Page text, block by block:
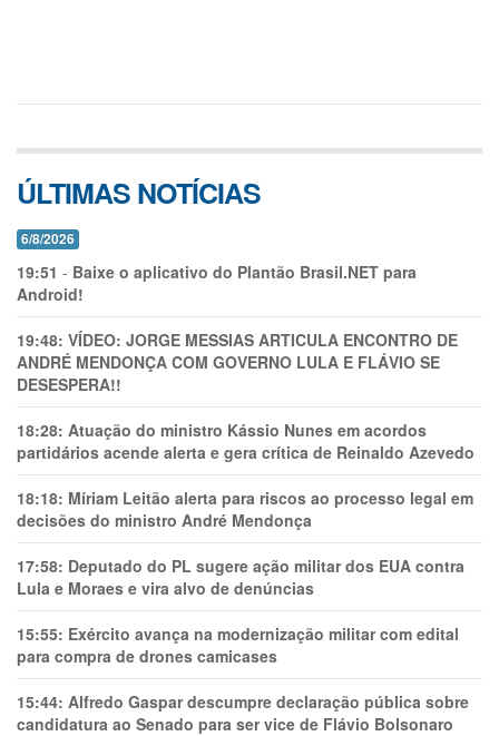
ÚLTIMAS NOTÍCIAS
6/8/2026
19:51 - Baixe o aplicativo do Plantão Brasil.NET para
Android!
19:48: VÍDEO: JORGE MESSIAS ARTICULA ENCONTRO DE
ANDRÉ MENDONÇA COM GOVERNO LULA E FLÁVIO SE
DESESPERA!!
18:28: Atuação do ministro Kássio Nunes em acordos
partidários acende alerta e gera crítica de Reinaldo Azevedo
18:18: Míriam Leitão alerta para riscos ao processo legal em
decisões do ministro André Mendonça
17:58: Deputado do PL sugere ação militar dos EUA contra
Lula e Moraes e vira alvo de denúncias
15:55: Exército avança na modernização militar com edital
para compra de drones camicases
15:44: Alfredo Gaspar descumpre declaração pública sobre
candidatura ao Senado para ser vice de Flávio Bolsonaro